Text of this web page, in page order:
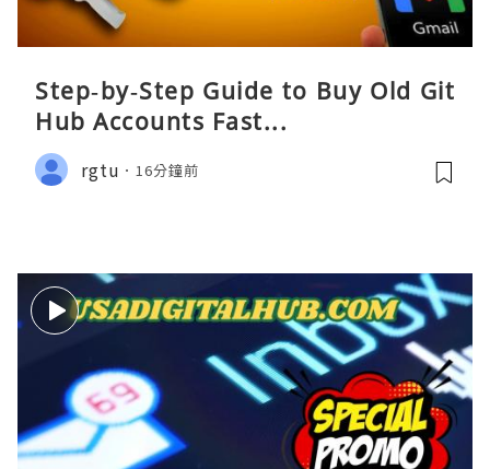
Step‑by‑Step Guide to Buy Old Git
Hub Accounts Fast...
rgtu 16分鐘前